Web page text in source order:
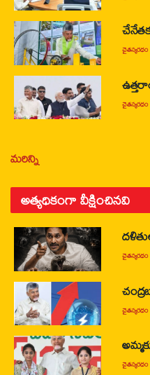
చైతన్యరధం
చైతన్యరధం
మరిన్ని
అత్యధికంగా వీక్షించినవి
చైతన్యరధం
చైతన్యరధం
చైతన్యరధం